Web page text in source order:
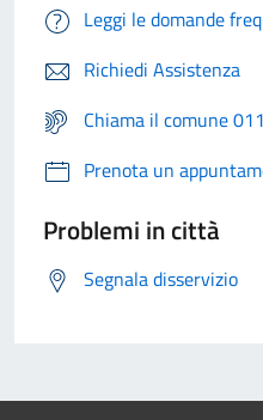
Leggi le domande
Richiedi Assistenza
Chiama il comune
Prenota un
Problemi in città
Segnala disservizio